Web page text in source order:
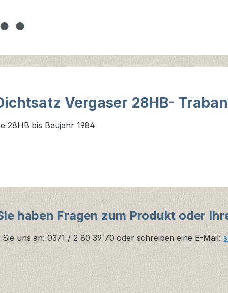
Vergaser 28HB-
28HB bis Baujahr 1984
haben Fragen zum Produkt oder
Sie uns an: 0371 / 2 80 39 70 oder schreiben eine E-Mail: